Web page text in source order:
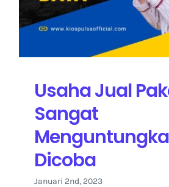
Kontak Kami
Usaha Jual
Sangat
Dicoba
Januari 2nd, 2023